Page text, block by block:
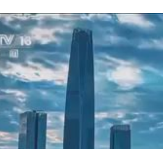
心
訪
談
這
盡
力，
是